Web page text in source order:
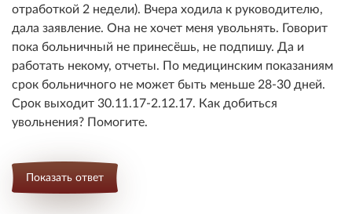
отработкой 2 недели). Вчера ходила к руководителю,
дала заявление. Она не хочет меня увольнять. Говорит
пока больничный не принесёшь, не подпишу. Да и
работать некому, отчеты. По медицинским показаниям
срок больничного не может быть меньше 28-30 дней.
Срок выходит 30.11.17-2.12.17. Как добиться
увольнения? Помогите.
Показать ответ